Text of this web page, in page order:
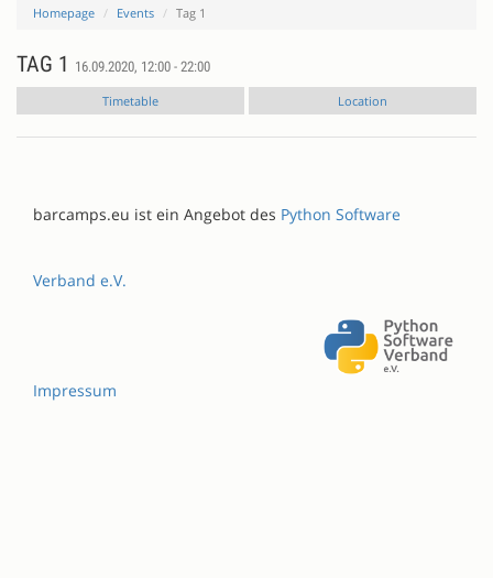
Homepage Events Tag 1
TAG 1 16.09.2020, 12:00 - 22:00
Timetable Location
barcamps.eu ist ein Angebot des Python Software
Verband e.V.
Impressum